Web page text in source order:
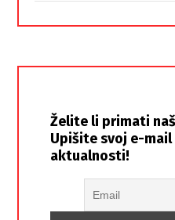
Želite li primati
Upišite svoj e-
aktualnosti!